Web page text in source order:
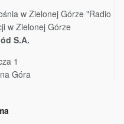
w Zielonej Górze "Radio
w Zielonej Górze
S.A.
1
Góra